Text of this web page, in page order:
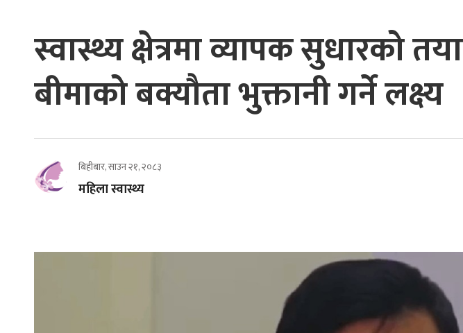
स्वास्थ्य क्षेत्रमा व्यापक सुधारको
बीमाको बक्यौता भुक्तानी गर्ने लक्ष्य
बिहीबार, साउन २१, २०८३
महिला स्वास्थ्य